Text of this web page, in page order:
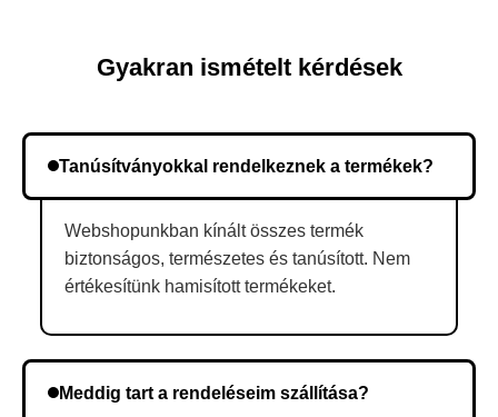
Gyakran ismételt kérdések
Tanúsítványokkal rendelkeznek a termékek?
Webshopunkban kínált összes termék
biztonságos, természetes és tanúsított. Nem
értékesítünk hamisított termékeket.
Meddig tart a rendeléseim szállítása?